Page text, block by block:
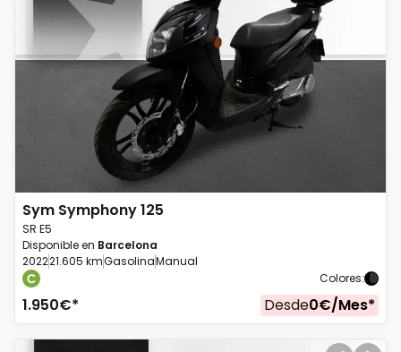
Sym Symphony 125
SR E5
Disponible en Barcelona
202221.605 kmGasolinaManual
Colores:
1.950€* Desde0€/Mes*